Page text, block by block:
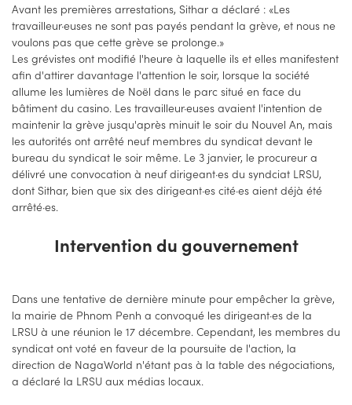
Avant les premières arrestations, Sithar a déclaré : «Les
travailleur·euses ne sont pas payés pendant la grève, et nous ne
voulons pas que cette grève se prolonge.»
Les grévistes ont modifié l'heure à laquelle ils et elles manifestent
afin d'attirer davantage l'attention le soir, lorsque la société
allume les lumières de Noël dans le parc situé en face du
bâtiment du casino. Les travailleur·euses avaient l'intention de
maintenir la grève jusqu'après minuit le soir du Nouvel An, mais
les autorités ont arrêté neuf membres du syndicat devant le
bureau du syndicat le soir même. Le 3 janvier, le procureur a
délivré une convocation à neuf dirigeant·es du syndciat LRSU,
dont Sithar, bien que six des dirigeant·es cité·es aient déjà été
arrêté·es.
Intervention du gouvernement
Dans une tentative de dernière minute pour empêcher la grève,
la mairie de Phnom Penh a convoqué les dirigeant·es de la
LRSU à une réunion le 17 décembre. Cependant, les membres du
syndicat ont voté en faveur de la poursuite de l'action, la
direction de NagaWorld n'étant pas à la table des négociations,
a déclaré la LRSU aux médias locaux.